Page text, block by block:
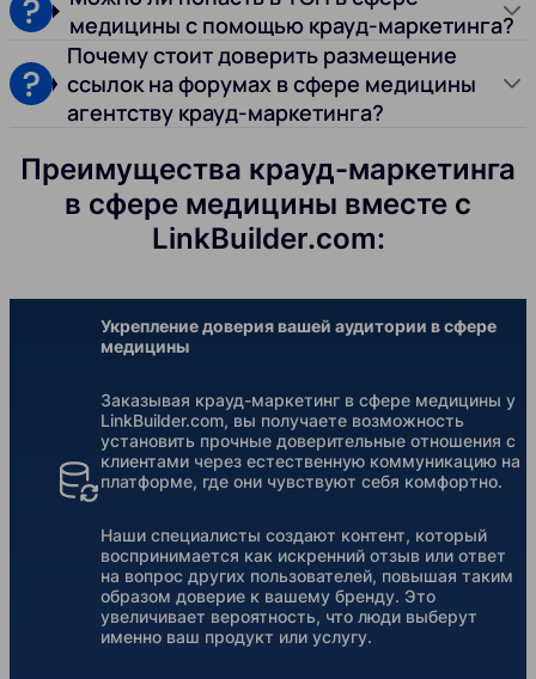
медицины с помощью крауд-маркетинга?
Почему стоит доверить размещение
ссылок на форумах в сфере медицины
агентству крауд-маркетинга?
Преимущества крауд-маркетинга
в сфере медицины вместе с
LinkBuilder.com:
Укрепление доверия вашей аудитории в сфере
медицины
Заказывая крауд-маркетинг в сфере медицины у
LinkBuilder.com, вы получаете возможность
установить прочные доверительные отношения с
клиентами через естественную коммуникацию на
платформе, где они чувствуют себя комфортно.
Наши специалисты создают контент, который
воспринимается как искренний отзыв или ответ
на вопрос других пользователей, повышая таким
образом доверие к вашему бренду. Это
увеличивает вероятность, что люди выберут
именно ваш продукт или услугу.